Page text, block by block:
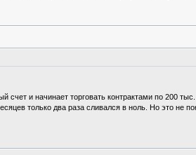
счет и начинает торговать контрактами по 200
только два раза сливался в ноль. Но это не